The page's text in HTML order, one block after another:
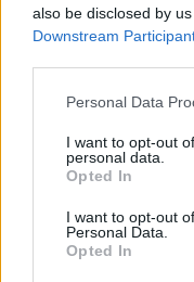
also be disclosed by
Downstream
Personal Data
I want to opt-out
personal data.
Opted In
I want to opt-out
Personal Data.
Opted In